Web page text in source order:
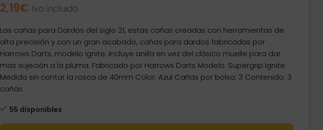
2,19€ Iva incluido
Las cañas para Dardos del siglo 21, estas cañas creadas con herramientas de
alta precisión y con un gran acabado, cañas para dardos fabricadas por
Harrows Darts, modelo Ignite. Incluye anilla en vez del clásico muelle para dar
mas sujeción a la pluma. Fabricado por Harrows Darts Modelo: Supergrip Ignite
Medida sin contar la rosca de 40mm Color: Azul Cañas por bolsa: 3 Contenido: 3
cañas
55 disponibles